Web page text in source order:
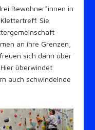
Bewohner*innen in
Sie
an ihre Grenzen,
sich dann über
überwindet
auch schwindelnde